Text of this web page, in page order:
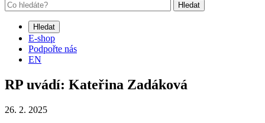
Hledat
Hledat
E-shop
Podpořte nás
EN
RP uvádí: Kateřina Zadáková
26. 2. 2025